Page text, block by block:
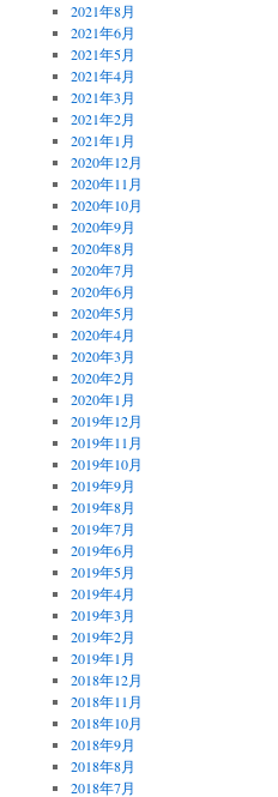
2021年8月
2021年6月
2021年5月
2021年4月
2021年3月
2021年2月
2021年1月
2020年12月
2020年11月
2020年10月
2020年9月
2020年8月
2020年7月
2020年6月
2020年5月
2020年4月
2020年3月
2020年2月
2020年1月
2019年12月
2019年11月
2019年10月
2019年9月
2019年8月
2019年7月
2019年6月
2019年5月
2019年4月
2019年3月
2019年2月
2019年1月
2018年12月
2018年11月
2018年10月
2018年9月
2018年8月
2018年7月